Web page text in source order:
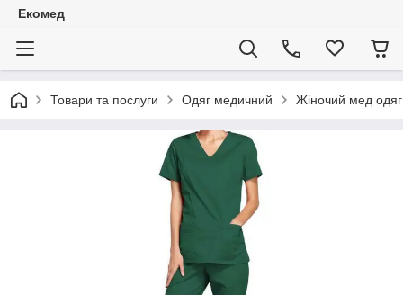
Екомед
Товари та послуги Одяг медичний Жіночий мед одяг